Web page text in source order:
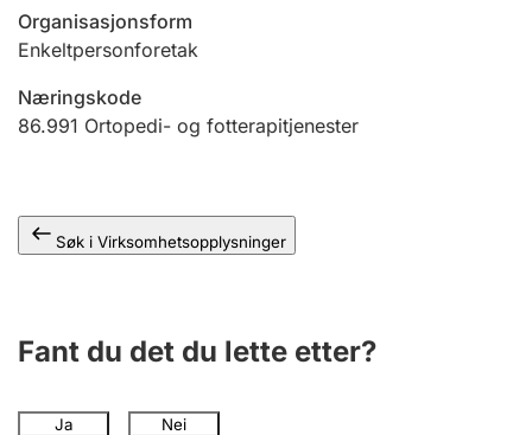
Ektepaktveileder
Offentlig sektor
Organisasjonsform
Enkeltpersonforetak
Næringskode
86.991 Ortopedi- og fotterapitjenester
Søk i Virksomhetsopplysninger
Fant du det du lette etter?
Ja Nei